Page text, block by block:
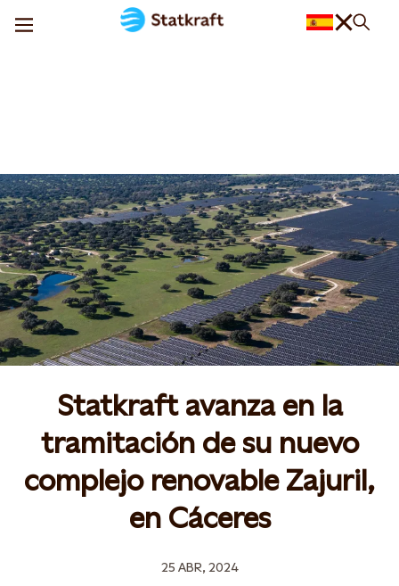
Statkraft avanza en la
tramitación de su nuevo
complejo renovable Zajuril,
en Cáceres
25 ABR, 2024